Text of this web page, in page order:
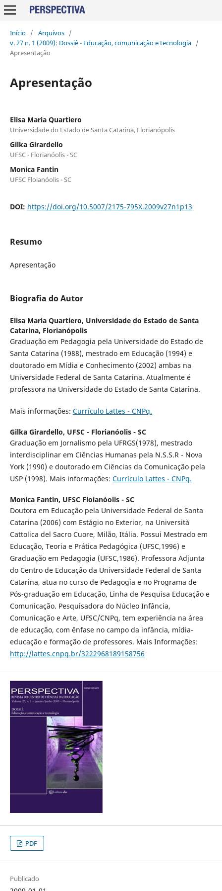
Início / Arquivos /
v. 27 n. 1 (2009): Dossiê - Educação, comunicação e tecnologia /
Apresentação
Apresentação
Elisa Maria Quartiero
Universidade do Estado de Santa Catarina, Florianópolis
Gilka Girardello
UFSC - Florianóolis - SC
Monica Fantin
UFSC Floianóolis - SC
DOI: https://doi.org/10.5007/2175-795X.2009v27n1p13
Resumo
Apresentação
Biografia do Autor
Elisa Maria Quartiero, Universidade do Estado de Santa
Catarina, Florianópolis
Graduação em Pedagogia pela Universidade do Estado de
Santa Catarina (1988), mestrado em Educação (1994) e
doutorado em Mídia e Conhecimento (2002) ambas na
Universidade Federal de Santa Catarina. Atualmente é
professora na Universidade do Estado de Santa Catarina.
Mais informações: Currículo Lattes - CNPq.
Gilka Girardello, UFSC - Florianóolis - SC
Graduação em Jornalismo pela UFRGS(1978), mestrado
interdisciplinar em Ciências Humanas pela N.S.S.R - Nova
York (1990) e doutorado em Ciências da Comunicação pela
USP (1998). Mais informações: Currículo Lattes - CNPq.
Monica Fantin, UFSC Floianóolis - SC
Doutora em Educação pela Universidade Federal de Santa
Catarina (2006) com Estágio no Exterior, na Università
Cattolica del Sacro Cuore, Milão, Itália. Possui Mestrado em
Educação, Teoria e Prática Pedagógica (UFSC,1996) e
Graduação em Pedagogia (UFSC,1986). Professora Adjunta
do Centro de Educação da Universidade Federal de Santa
Catarina, atua no curso de Pedagogia e no Programa de
Pós-graduação em Educação, Linha de Pesquisa Educação e
Comunicação. Pesquisadora do Núcleo Infância,
Comunicação e Arte, UFSC/CNPq, tem experiência na área
de educação, com ênfase no campo da infância, mídia-
educação e formação de professores. Mais Informações:
http://lattes.cnpq.br/3222968189158756
PDF
Publicado